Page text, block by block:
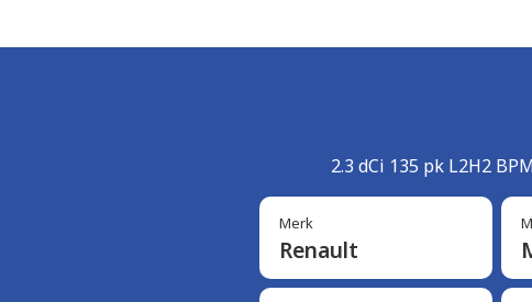
2.3 dCi 135 pk L2H2
Merk
Renault